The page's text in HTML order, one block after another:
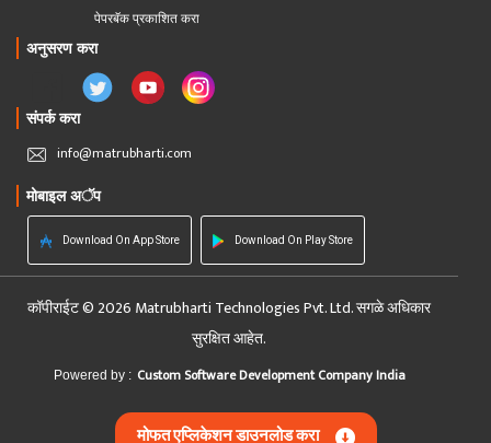
पेपरबॅक प्रकाशित करा
अनुसरण करा
संपर्क करा
info@matrubharti.com
मोबाइल अॅप
Download On App Store Download On Play Store
कॉपीराईट © 2026 Matrubharti Technologies Pvt. Ltd. सगळे अधिकार
सुरक्षित आहेत.
Powered by : Custom Software Development Company India
मोफत एप्लिकेशन डाउनलोड करा